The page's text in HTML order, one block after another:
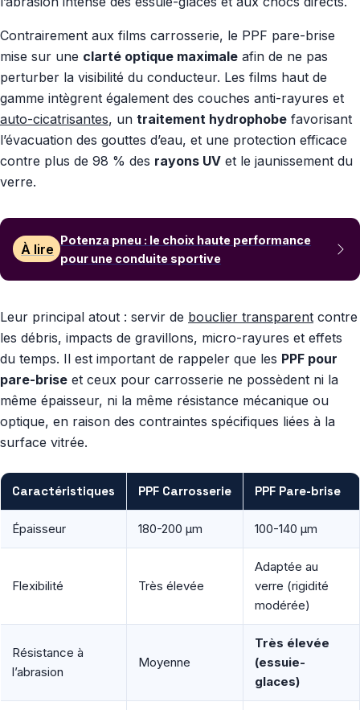
Contrairement aux films carrosserie, le PPF pare-brise
mise sur une clarté optique maximale afin de ne pas
perturber la visibilité du conducteur. Les films haut de
gamme intègrent également des couches anti-rayures et
auto-cicatrisantes, un traitement hydrophobe favorisant
l’évacuation des gouttes d’eau, et une protection efficace
contre plus de 98 % des rayons UV et le jaunissement du
verre.
À lire
Potenza pneu : le choix haute performance
pour une conduite sportive
Leur principal atout : servir de bouclier transparent contre
les débris, impacts de gravillons, micro-rayures et effets
du temps. Il est important de rappeler que les PPF pour
pare-brise et ceux pour carrosserie ne possèdent ni la
même épaisseur, ni la même résistance mécanique ou
optique, en raison des contraintes spécifiques liées à la
surface vitrée.
Caractéristiques PPF Carrosserie PPF Pare-brise
Épaisseur 180-200 µm 100-140 µm
Flexibilité Très élevée
Adaptée au
verre (rigidité
modérée)
Résistance à
l’abrasion
Moyenne
Très élevée
(essuie-
glaces)